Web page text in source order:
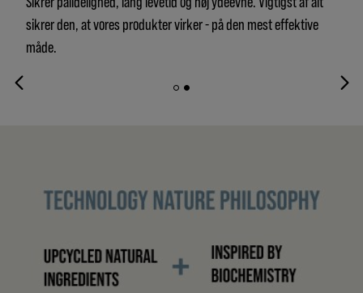
sikrer den, at vores produkter virker - på den mest effektive
måde.